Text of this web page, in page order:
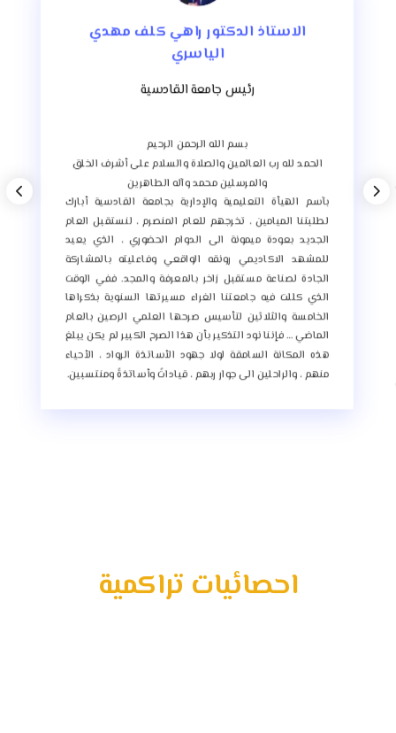
الاستاذ الدكتور راهي كلف مهدي
الياسري
رئيس جامعة القادسية
بسم الله الرحمن الرحيم
الحمد لله رب العالمين والصلاة والسلام على أشرف الخلق
والمرسلين محمد وآله الطاهرين
بآسم الهيأة التعليمية والإدارية بجامعة القادسية أبارك
لطلبتنا الميامين ، تخرجهم للعام المنصرم ، لنستقبل العام
الجديد بعودة ميمونة الى الدوام الحضوري ، الذي يعيد
للمشهد الاكاديمي رونقه الواقعي وفاعليته بالمشاركة
الجادة لصناعة مستقبل زاخر بالمعرفة والمجد. ففي الوقت
الذي كللت فيه جامعتنا الغراء مسيرتها السنوية بذكراها
الخامسة والثلاثين لتأسيس صرحها العلمي الرصين بالعام
الماضي … فإننا نود التذكير بأن هذا الصرح الكبير لم يكن يبلغ
هذه المكانة السامقة لولا جهود الأساتذة الرواد ، الأحياء
منهم ، والراحلين الى جوار ربهم ، قياداتً وأساتذةً ومنتسبين.
احصائيات تراكمية